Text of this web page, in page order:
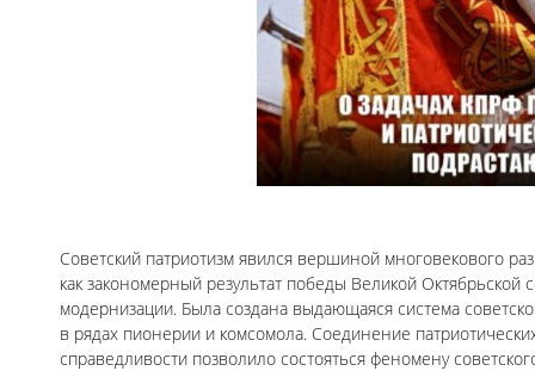
Советский патриотизм явился вершиной многовекового
как закономерный результат победы Великой
модернизации. Была создана выдающаяся система
в рядах пионерии и комсомола. Соединение
справедливости позволило состояться феномену